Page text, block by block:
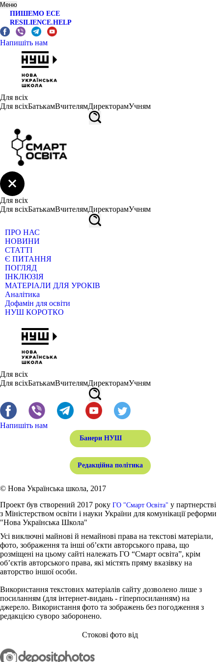
Меню
ПИШЕМО ЕСЕ
RESILIENCE.HELP
Напишіть нам
Для всіх
Для всіхБатькамВчителямДиректорамУчням
Для всіх
Для всіхБатькамВчителямДиректорамУчням
ПРО НАС
НОВИНИ
СТАТТІ
Є ПИТАННЯ
ПОГЛЯД
ІНКЛЮЗІЯ
МАТЕРІАЛИ ДЛЯ УРОКІВ
Аналітика
Дофамін для освіти
НУШ КОРОТКО
Для всіх
Для всіхБатькамВчителямДиректорамУчням
Напишіть нам
Банери НУШ
Редакційна політика
© Нова Українська школа, 2017
Проект був створений 2017 року ГО "Смарт Освіта" у партнерстві
з Міністерством освіти і науки України для комунікації реформи
"Нова Українська Школа"
Усі виключні майнові й немайнові права на текстові матеріали,
фото, зображення та інші об’єкти авторського права, що
розміщені на цьому сайті належать ГО “Смарт освіта”, крім
об’єктів авторського права, які містять пряму вказівку на
авторство іншої особи.
Використання текстових матеріалів сайту дозволено лише з
посиланням (для інтернет-видань - гіперпосиланням) на
джерело. Використання фото та зображень без погодження з
редакцією суворо заборонено.
Стокові фото від